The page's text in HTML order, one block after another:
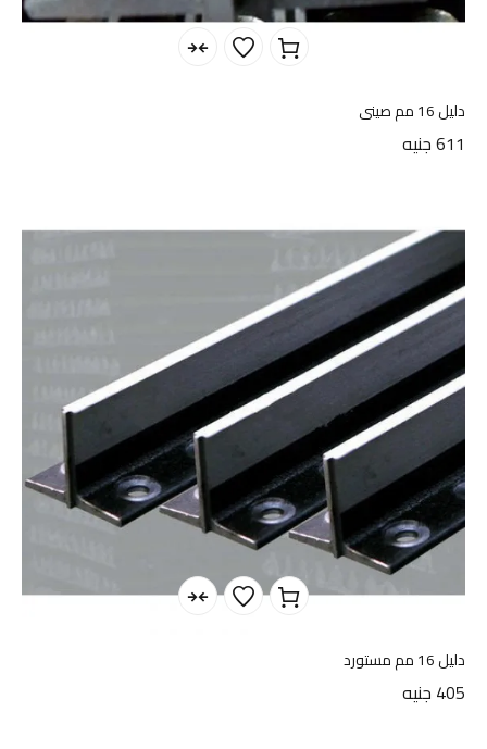
دليل 16 مم صينى
611جنيه
دليل 16 مم مستورد
405 جنيه